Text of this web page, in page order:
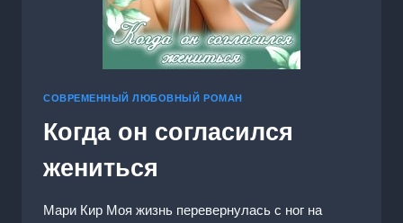
СОВРЕМЕННЫЙ ЛЮБОВНЫЙ РОМАН
Когда он согласился
жениться
Мари Кир Моя жизнь перевернулась с ног на